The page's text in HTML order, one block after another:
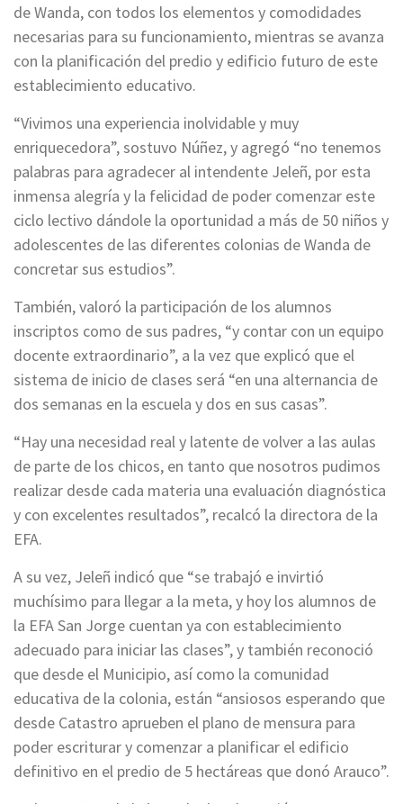
de Wanda, con todos los elementos y comodidades
necesarias para su funcionamiento, mientras se avanza
con la planificación del predio y edificio futuro de este
establecimiento educativo.
“Vivimos una experiencia inolvidable y muy
enriquecedora”, sostuvo Núñez, y agregó “no tenemos
palabras para agradecer al intendente Jeleñ, por esta
inmensa alegría y la felicidad de poder comenzar este
ciclo lectivo dándole la oportunidad a más de 50 niños y
adolescentes de las diferentes colonias de Wanda de
concretar sus estudios”.
También, valoró la participación de los alumnos
inscriptos como de sus padres, “y contar con un equipo
docente extraordinario”, a la vez que explicó que el
sistema de inicio de clases será “en una alternancia de
dos semanas en la escuela y dos en sus casas”.
“Hay una necesidad real y latente de volver a las aulas
de parte de los chicos, en tanto que nosotros pudimos
realizar desde cada materia una evaluación diagnóstica
y con excelentes resultados”, recalcó la directora de la
EFA.
A su vez, Jeleñ indicó que “se trabajó e invirtió
muchísimo para llegar a la meta, y hoy los alumnos de
la EFA San Jorge cuentan ya con establecimiento
adecuado para iniciar las clases”, y también reconoció
que desde el Municipio, así como la comunidad
educativa de la colonia, están “ansiosos esperando que
desde Catastro aprueben el plano de mensura para
poder escriturar y comenzar a planificar el edificio
definitivo en el predio de 5 hectáreas que donó Arauco”.